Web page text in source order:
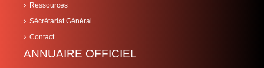
Ressources
Sécrétariat Général
Contact
ANNUAIRE OFFICIEL